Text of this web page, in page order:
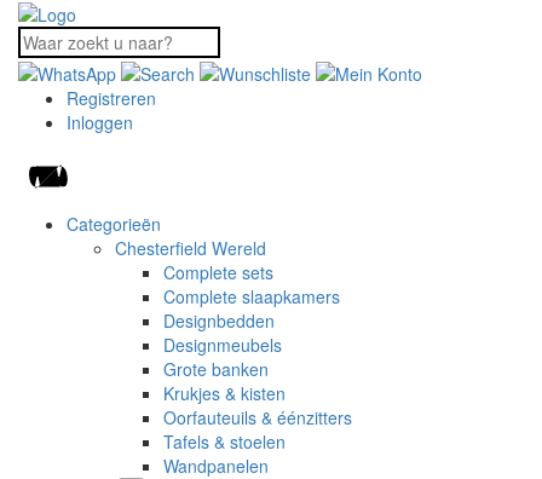
Registreren
Inloggen
Categorieën
Chesterfield Wereld
Complete sets
Complete slaapkamers
Designbedden
Designmeubels
Grote banken
Krukjes & kisten
Oorfauteuils & éénzitters
Tafels & stoelen
Wandpanelen